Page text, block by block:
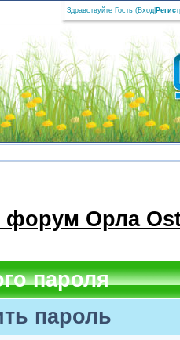
Здравствуйте Гость (Вход
форум Орла
пароля
пароль